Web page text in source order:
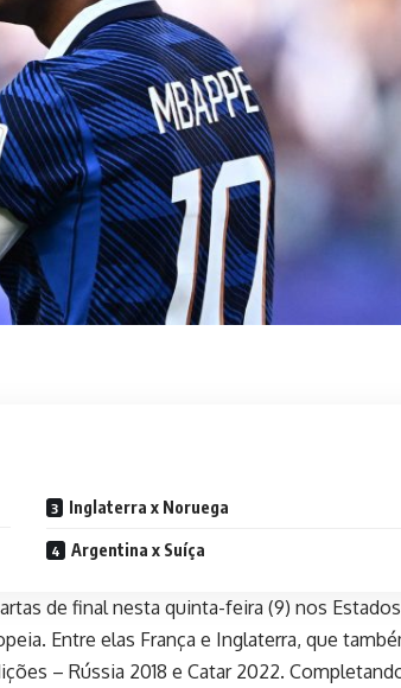
Inglaterra x Noruega
Argentina x Suíça
de final nesta quinta-feira (9) nos Estados
Entre elas França e Inglaterra, que
– Rússia 2018 e Catar 2022.